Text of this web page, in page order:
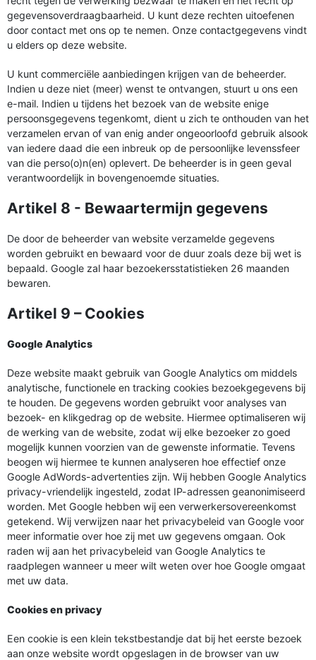
gegevensoverdraagbaarheid. U kunt deze rechten uitoefenen
door contact met ons op te nemen. Onze contactgegevens vindt
u elders op deze website.
U kunt commerciële aanbiedingen krijgen van de beheerder.
Indien u deze niet (meer) wenst te ontvangen, stuurt u ons een
e-mail. Indien u tijdens het bezoek van de website enige
persoonsgegevens tegenkomt, dient u zich te onthouden van het
verzamelen ervan of van enig ander ongeoorloofd gebruik alsook
van iedere daad die een inbreuk op de persoonlijke levenssfeer
van die perso(o)n(en) oplevert. De beheerder is in geen geval
verantwoordelijk in bovengenoemde situaties.
Artikel 8 - Bewaartermijn gegevens
De door de beheerder van website verzamelde gegevens
worden gebruikt en bewaard voor de duur zoals deze bij wet is
bepaald. Google zal haar bezoekersstatistieken 26 maanden
bewaren.
Artikel 9 – Cookies
Google Analytics
Deze website maakt gebruik van Google Analytics om middels
analytische, functionele en tracking cookies bezoekgegevens bij
te houden. De gegevens worden gebruikt voor analyses van
bezoek- en klikgedrag op de website. Hiermee optimaliseren wij
de werking van de website, zodat wij elke bezoeker zo goed
mogelijk kunnen voorzien van de gewenste informatie. Tevens
beogen wij hiermee te kunnen analyseren hoe effectief onze
Google AdWords-advertenties zijn. Wij hebben Google Analytics
privacy-vriendelijk ingesteld, zodat IP-adressen geanonimiseerd
worden. Met Google hebben wij een verwerkersovereenkomst
getekend. Wij verwijzen naar het privacybeleid van Google voor
meer informatie over hoe zij met uw gegevens omgaan. Ook
raden wij aan het privacybeleid van Google Analytics te
raadplegen wanneer u meer wilt weten over hoe Google omgaat
met uw data.
Cookies en privacy
Een cookie is een klein tekstbestandje dat bij het eerste bezoek
aan onze website wordt opgeslagen in de browser van uw